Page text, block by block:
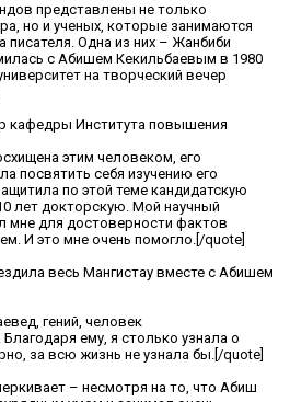
представлены не только
но и ученых, которые занимаются
писателя. Одна из них – Жанбиби
с Абишем Кекильбаевым в 1980
на творческий вечер
кафедры Института повышения
этим человеком, его
посвятить себя изучению его
по этой теме кандидатскую
лет докторскую. Мой научный
мне для достоверности фактов
И это мне очень помогло.[/quote]
весь Мангистау вместе с Абишем
гений, человек
ему, я столько узнала о
за всю жизнь не узнала бы.[/quote]
– несмотря на то, что Абиш